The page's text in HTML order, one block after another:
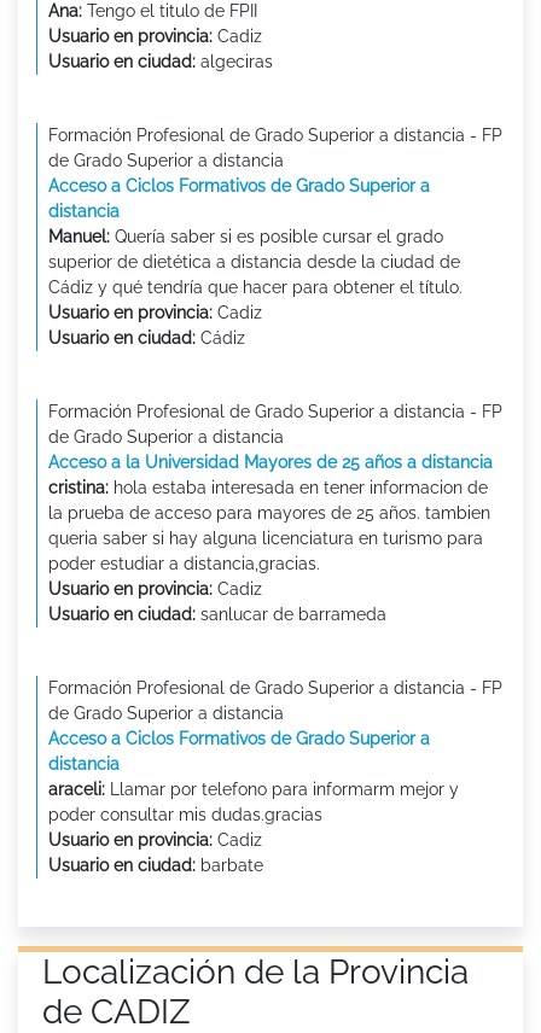
Ana: Tengo el titulo de FPII
Usuario en provincia: Cadiz
Usuario en ciudad: algeciras
Formación Profesional de Grado Superior a distancia - FP
de Grado Superior a distancia
Acceso a Ciclos Formativos de Grado Superior a
distancia
Manuel: Quería saber si es posible cursar el grado
superior de dietética a distancia desde la ciudad de
Cádiz y qué tendría que hacer para obtener el título.
Usuario en provincia: Cadiz
Usuario en ciudad: Cádiz
Formación Profesional de Grado Superior a distancia - FP
de Grado Superior a distancia
Acceso a la Universidad Mayores de 25 años a distancia
cristina: hola estaba interesada en tener informacion de
la prueba de acceso para mayores de 25 años. tambien
queria saber si hay alguna licenciatura en turismo para
poder estudiar a distancia,gracias.
Usuario en provincia: Cadiz
Usuario en ciudad: sanlucar de barrameda
Formación Profesional de Grado Superior a distancia - FP
de Grado Superior a distancia
Acceso a Ciclos Formativos de Grado Superior a
distancia
araceli: Llamar por telefono para informarm mejor y
poder consultar mis dudas.gracias
Usuario en provincia: Cadiz
Usuario en ciudad: barbate
Localización de la Provincia
de CADIZ